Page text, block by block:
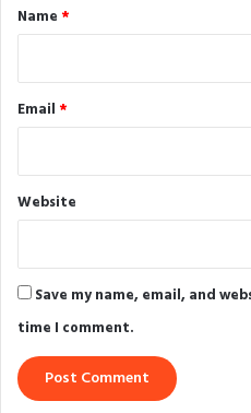
*
Name *
Email *
Website
Save my name, email, and
time I comment.